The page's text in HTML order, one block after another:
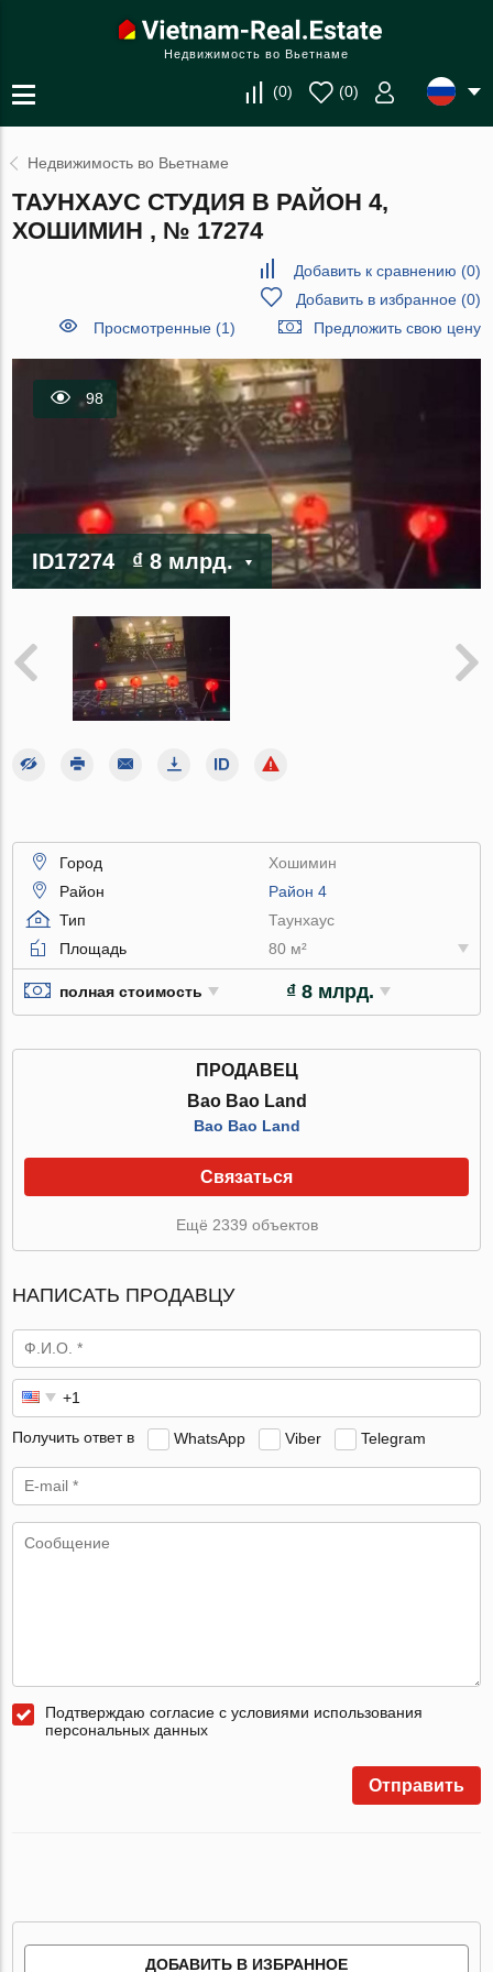
Недвижимость во Вьетнаме
(0) (0)
Недвижимость во Вьетнаме
ТАУНХАУС СТУДИЯ В РАЙОН 4,
ХОШИМИН , № 17274
Добавить к сравнению (0)
Добавить в избранное(0)
Просмотренные (1)
Предложить свою цену
98
ID17274 ₫ 8 млрд.
Город
Хошимин
Район
Район 4
Тип
Таунхаус
Площадь
80 м²
полная стоимость ₫ 8 млрд.
ПРОДАВЕЦ
Bao Bao Land
Bao Bao Land
Связаться
Ещё 2339 объектов
НАПИСАТЬ ПРОДАВЦУ
Получить ответ в WhatsApp Viber Telegram
Подтверждаю согласие с условиями использования
персональных данных
Отправить
ДОБАВИТЬ В ИЗБРАННОЕ